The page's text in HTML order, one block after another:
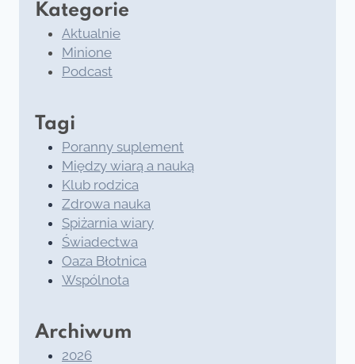
Kategorie
Aktualnie
Minione
Podcast
Tagi
Poranny suplement
Między wiarą a nauką
Klub rodzica
Zdrowa nauka
Spiżarnia wiary
Świadectwa
Oaza Błotnica
Wspólnota
Archiwum
2026